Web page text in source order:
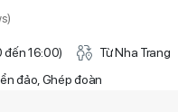
đến 16:00)
Từ Nha Trang
đảo, Ghép đoàn